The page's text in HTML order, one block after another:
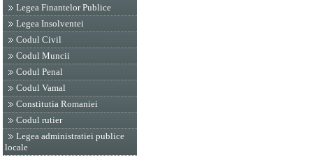
Legea Finantelor Publice
Legea Insolventei
Codul Civil
Codul Muncii
Codul Penal
Codul Vamal
Constitutia Romaniei
Codul rutier
Legea administratiei publice
locale